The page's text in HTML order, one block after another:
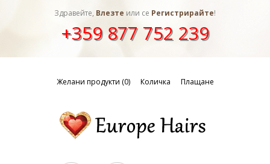
Здравейте, Влезте или се Регистрирайте!
+359 877 752 239
Желани продукти (0) Количка Плащане